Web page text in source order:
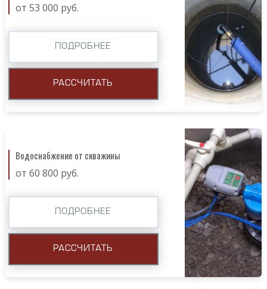
от 53 000 руб.
ПОДРОБНЕЕ
РАССЧИТАТЬ
Водоснабжение от скважины
от 60 800 руб.
ПОДРОБНЕЕ
РАССЧИТАТЬ